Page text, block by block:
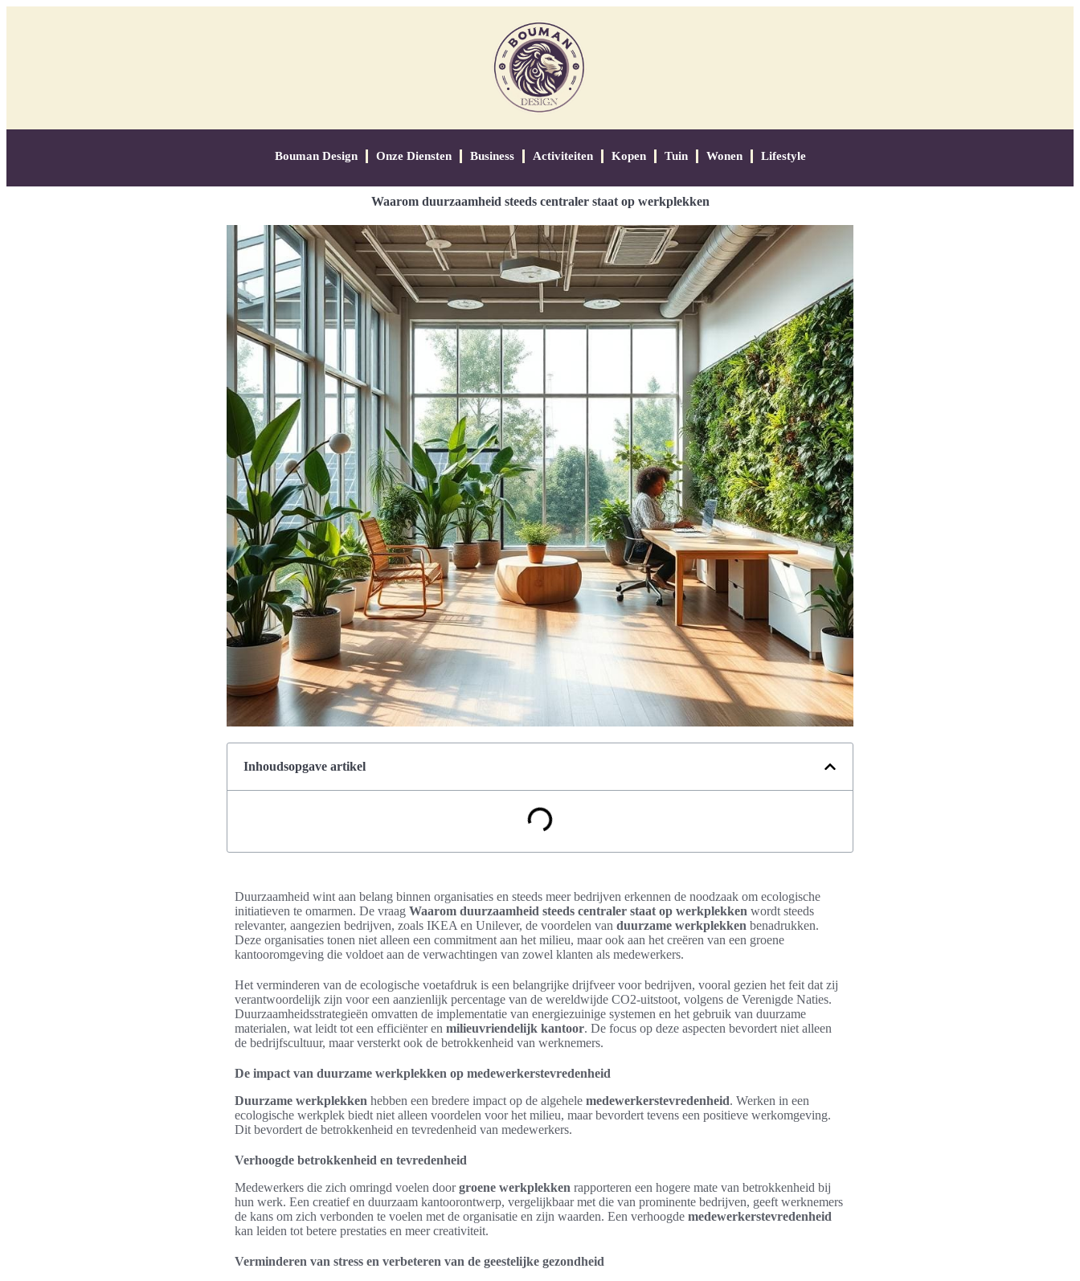
Bouman Design Onze Diensten Business Activiteiten Kopen Tuin Wonen Lifestyle
Waarom duurzaamheid steeds centraler staat op werkplekken
Inhoudsopgave artikel
Duurzaamheid wint aan belang binnen organisaties en steeds meer bedrijven erkennen de noodzaak om ecologische
initiatieven te omarmen. De vraag Waarom duurzaamheid steeds centraler staat op werkplekken wordt steeds
relevanter, aangezien bedrijven, zoals IKEA en Unilever, de voordelen van duurzame werkplekken benadrukken.
Deze organisaties tonen niet alleen een commitment aan het milieu, maar ook aan het creëren van een groene
kantooromgeving die voldoet aan de verwachtingen van zowel klanten als medewerkers.
Het verminderen van de ecologische voetafdruk is een belangrijke drijfveer voor bedrijven, vooral gezien het feit dat zij
verantwoordelijk zijn voor een aanzienlijk percentage van de wereldwijde CO2-uitstoot, volgens de Verenigde Naties.
Duurzaamheidsstrategieën omvatten de implementatie van energiezuinige systemen en het gebruik van duurzame
materialen, wat leidt tot een efficiënter en milieuvriendelijk kantoor. De focus op deze aspecten bevordert niet alleen
de bedrijfscultuur, maar versterkt ook de betrokkenheid van werknemers.
De impact van duurzame werkplekken op medewerkerstevredenheid
Duurzame werkplekken hebben een bredere impact op de algehele medewerkerstevredenheid. Werken in een
ecologische werkplek biedt niet alleen voordelen voor het milieu, maar bevordert tevens een positieve werkomgeving.
Dit bevordert de betrokkenheid en tevredenheid van medewerkers.
Verhoogde betrokkenheid en tevredenheid
Medewerkers die zich omringd voelen doorgroene werkplekken rapporteren een hogere mate van betrokkenheid bij
hun werk. Een creatief en duurzaam kantoorontwerp, vergelijkbaar met die van prominente bedrijven, geeft werknemers
de kans om zich verbonden te voelen met de organisatie en zijn waarden. Een verhoogde medewerkerstevredenheid
kan leiden tot betere prestaties en meer creativiteit.
Verminderen van stress en verbeteren van de geestelijke gezondheid